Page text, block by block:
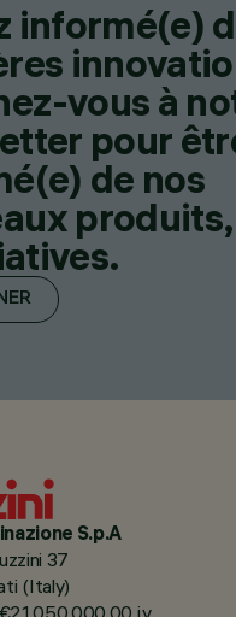
informé(e)
vous à
pour
de nos
S.p.A
37
(Italy)
i.v.